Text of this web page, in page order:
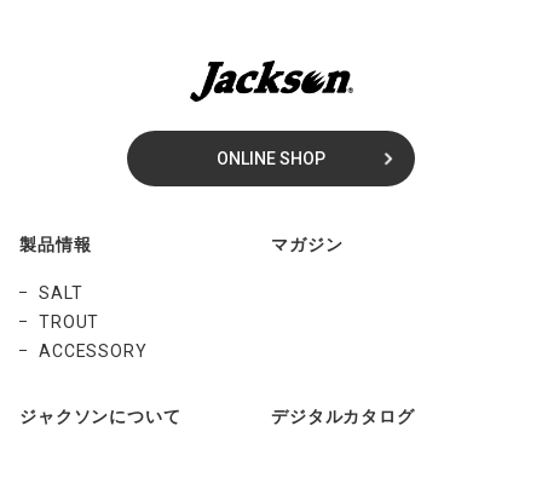
ONLINE SHOP
製品情報
SALT
TROUT
ACCESSORY
マガジン
ジャクソンについて デジタルカタログ